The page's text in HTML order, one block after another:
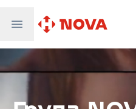
Nova Global